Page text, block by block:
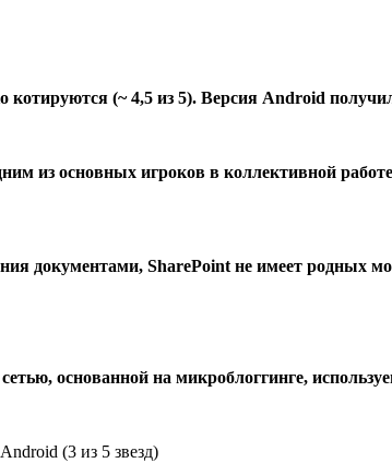
котируются (~ 4,5 из 5). Версия Android
из основных игроков в коллективной
документами, SharePoint не имеет родных
основанной на микроблоггинге,
(3 из 5 звезд)